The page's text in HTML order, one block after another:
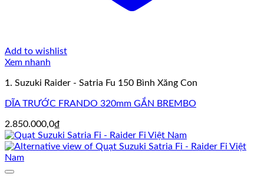
Add to wishlist
Xem nhanh
1. Suzuki Raider - Satria Fu 150 Bình Xăng Con
DĨA TRƯỚC FRANDO 320mm GẮN BREMBO
2.850.000,0₫